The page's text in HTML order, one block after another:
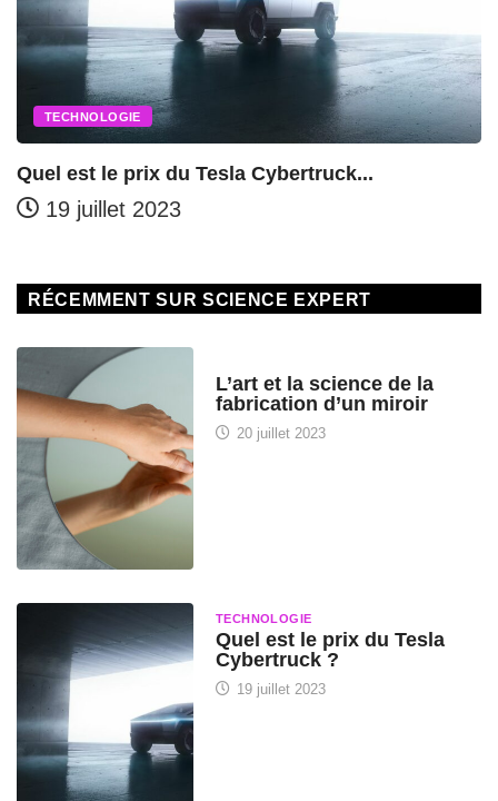
L’impact du régime
RÉCEMMENT SUR SCIENCE EXPERT
L’art et la science de la
fabrication d’un miroir
20 juillet 2023
TECHNOLOGIE
Quel est le prix du Tesla
Cybertruck ?
19 juillet 2023